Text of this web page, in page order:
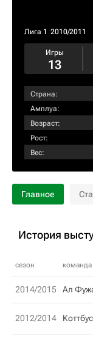
Лига 1 2010/2011
Игры
13
Страна:
Амплуа:
Возраст:
Рост:
Вес:
Главное
История
сезон команда
2014/2015 Ал
2012/2014 Коттбус